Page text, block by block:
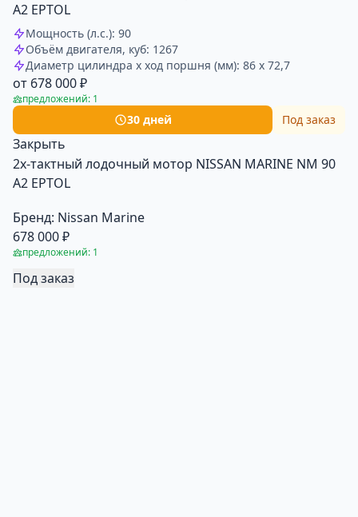
A2 EPTOL
Мощность (л.с.): 90
Объём двигателя, куб: 1267
Диаметр цилиндра x ход поршня (мм): 86 x 72,7
от 678 000 ₽
предложений: 1
30 дней Под заказ
Закрыть
2х-тактный лодочный мотор NISSAN MARINE NM 90
A2 EPTOL
Бренд: Nissan Marine
678 000 ₽
предложений: 1
Под заказ